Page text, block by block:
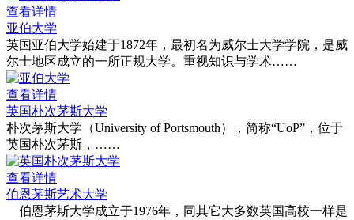
查看详情
亚伯大学
英国亚伯大学始建于1872年，最初名为威尔士大学学院，是威
尔士地区成立的一所正规大学。重视知识与学术……
查看详情
英国朴次茅斯大学
朴次茅斯大学（University of Portsmouth），简称“UoP”，位于
英国朴次茅斯，……
查看详情
伯恩茅斯艺术大学
伯恩茅斯大学成立于1976年，同其它大多数英国高校一样是